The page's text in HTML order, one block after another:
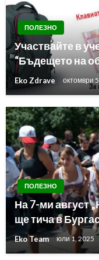
ПОЛЕЗНО
Участвайте в
“Бъдещето на
Eko Zdrave октомври
ПОЛЕЗНО
На 7-ми август
ще тича в
Eko Team юли 1, 2025